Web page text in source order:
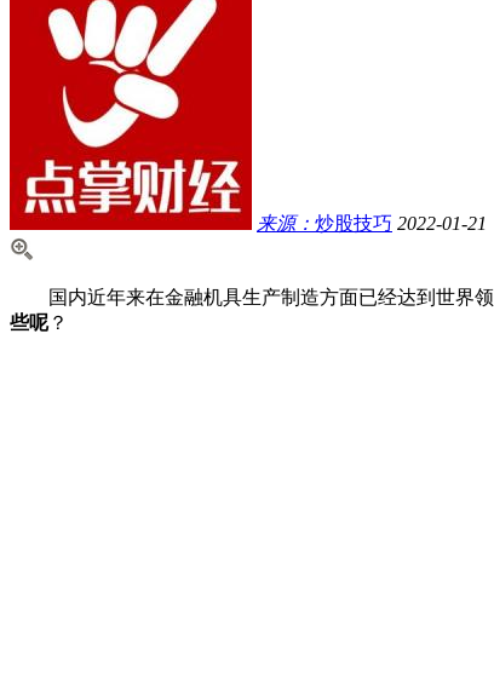
来源： 炒股技巧 2022-01-21
国内近年来在金融机具生产制造方面已经达到世界领
些呢？